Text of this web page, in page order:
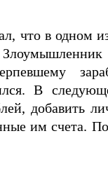
что в одном
В
добавить
им счета.